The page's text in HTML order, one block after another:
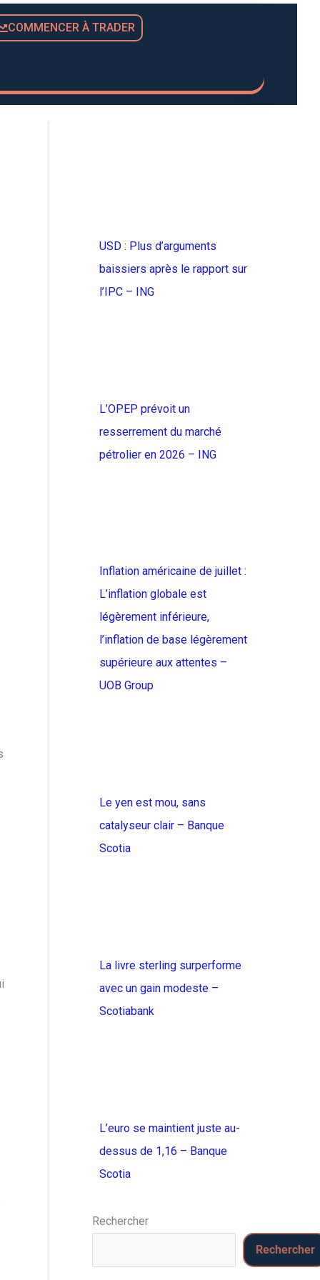
COMMENCER À TRADER
USD : Plus d’arguments
baissiers après le rapport sur
l’IPC – ING
L’OPEP prévoit un
resserrement du marché
pétrolier en 2026 – ING
Inflation américaine de juillet :
L’inflation globale est
légèrement inférieure,
l’inflation de base légèrement
supérieure aux attentes –
UOB Group
Le yen est mou, sans
catalyseur clair – Banque
Scotia
La livre sterling surperforme
avec un gain modeste –
Scotiabank
L’euro se maintient juste au-
dessus de 1,16 – Banque
Scotia
Rechercher
Rechercher